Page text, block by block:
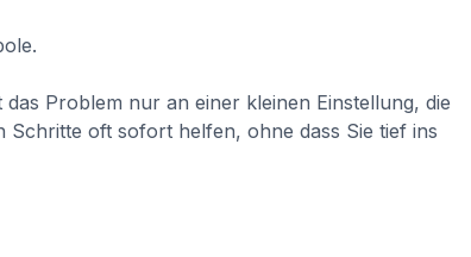
Problem nur an einer kleinen Einstellung, die
Schritte oft sofort helfen, ohne dass Sie tief ins